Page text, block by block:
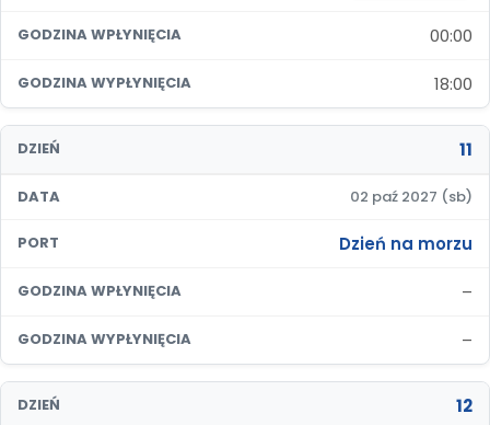
GODZINA WPŁYNIĘCIA 00:00
GODZINA WYPŁYNIĘCIA 18:00
DZIEŃ 11
DATA 02 paź 2027 (sb)
PORT Dzień na morzu
GODZINA WPŁYNIĘCIA –
GODZINA WYPŁYNIĘCIA –
DZIEŃ 12